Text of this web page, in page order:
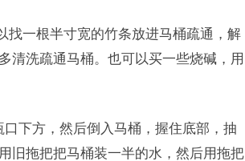
一根半寸宽的竹条放进马桶疏通，解
清洗疏通马桶。也可以买一些烧碱，用
下方，然后倒入马桶，握住底部，抽
旧拖把把马桶装一半的水，然后用拖把